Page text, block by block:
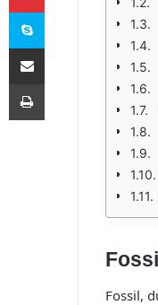
Fossil,
Skype
E-Posta ile paylaş